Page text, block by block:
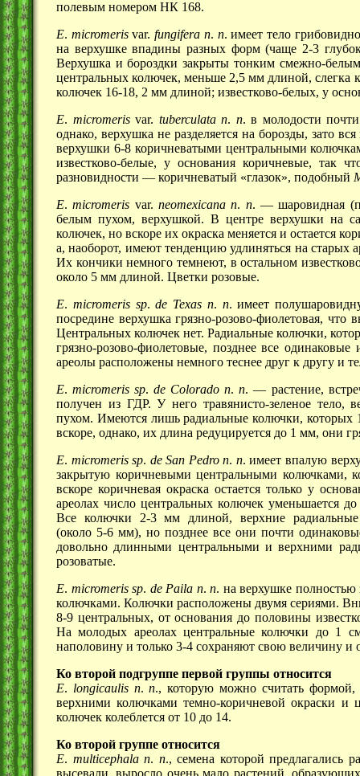
полевым номером НК 168.
Е. micromerisvar.fungifera n. n. имеет тело
на верхушке впадины разных форм (чаще 2-3
Верхушка и бороздки закрыты тонким смежно-
центральных колючек, меньше 2,5 мм длиной, слегка
колючек 16-18, 2 мм длиной; известково-белых, у
Е. micromerisvar. tuberculata n. n. в молодости
однако, верхушка не разделяется на борозды, зато
верхушки 6-8коричневатыми центральными
известково-белые, у основания коричневые, так
разновидности — коричневатый «глазок», подобный
Е.micromeris var.neomexicana n. n. — шаровидная
белым пухом, верхушкой. В центре верхушки на
колючек, но вскоре их окраска меняется и остается
а, наоборот, имеют тенденцию удлиняться на старых
Их кончики немного темнеют, в остальном
около 5 мм длиной. Цветки розовые.
Е. micromeris sp.de Texas n. n. имеет
посредине верхушка грязно-розово-фиолетовая,
Центральных колючек нет. Радиальные колючки,
грязно-розово-фиолетовые, позднее все
ареолы расположены немного теснее друг к другу и
Е.micromeris sp.de Colorado n.n. — растение,
получен из ГДР. У него травянисто-зеленое тело,
пухом. Имеются лишь радиальные колючки, которых
вскоре, однако, их длина редуцируется до 1 мм, они
Е. micromeris sp. de San Pedro n. n. имеет впалую
закрытую коричневыми центральными колючками,
вскоре коричневая окраска остается только у
ареолах число центральных колючек уменьшается
Все колючки 2-3 мм длиной, верхние
(около 5-6 мм), но позднее все они почти
довольно длинными центральными и верхними
розоватые.
Е. micromeris sp. de Paila n.n. на верхушке
колючками. Колючки расположены двумя сериями.
8-9 центральных, от основания до половины
На молодых ареолах центральные колючки до 1
наполовину и только 3-4 сохраняют свою величину и
Ко второй подгруппе первой группы относится
Е. longicaulis n.n., которую можно считать
верхними колючками темно-коричневой окраски и
колючек колеблется от 10 до 14.
Ко второй группе относится
Е. multicephala n. n., семена которой предлагались
высевали, выросло очень мало растений,